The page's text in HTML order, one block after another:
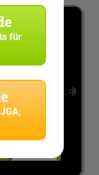
für